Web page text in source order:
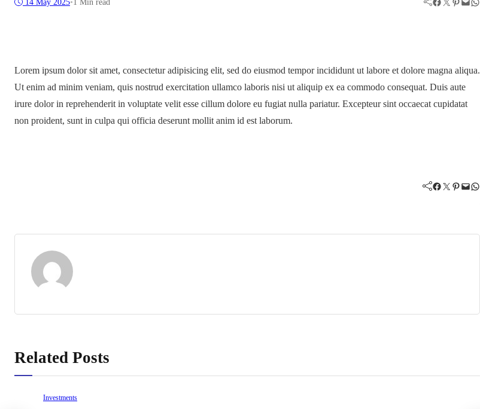
14 May 2025•1 Min read
Lorem ipsum dolor sit amet, consectetur adipisicing elit, sed do eiusmod tempor incididunt ut labore et dolore magna aliqua.
Ut enim ad minim veniam, quis nostrud exercitation ullamco laboris nisi ut aliquip ex ea commodo consequat. Duis aute
irure dolor in reprehenderit in voluptate velit esse cillum dolore eu fugiat nulla pariatur. Excepteur sint occaecat cupidatat
non proident, sunt in culpa qui officia deserunt mollit anim id est laborum.
Facebook Twitter Pinterest Mail WhatsApp
Related Posts
Investments